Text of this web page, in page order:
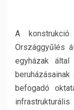
A
Országgyűlés
egyházak által
befogadó